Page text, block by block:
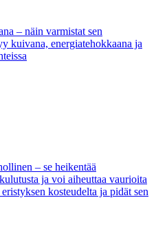
– näin varmistat sen
kuivana, energiatehokkaana ja
– se heikentää
ja voi aiheuttaa vaurioita
kosteudelta ja pidät sen